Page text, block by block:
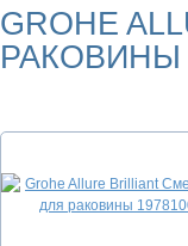
GROHE
РАКОВИНЫ